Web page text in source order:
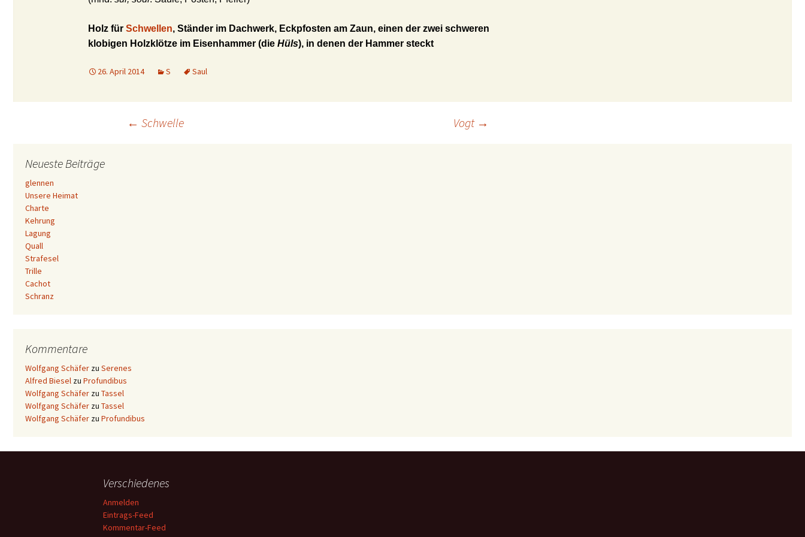
Holz für Schwellen, Ständer im Dachwerk, Eckpfosten am Zaun, einen der zwei schweren
klobigen Holzklötze im Eisenhammer (die Hüls), in denen der Hammer steckt
26. April 2014 S Saul
Beitrags-
Navigation
← Schwelle Vogt →
Neueste Beiträge
glennen
Unsere Heimat
Charte
Kehrung
Lagung
Quall
Strafesel
Trille
Cachot
Schranz
Kommentare
Wolfgang Schäfer zu Serenes
Alfred Biesel zu Profundibus
Wolfgang Schäfer zu Tassel
Wolfgang Schäfer zu Tassel
Wolfgang Schäfer zu Profundibus
Verschiedenes
Anmelden
Eintrags-Feed
Kommentar-Feed